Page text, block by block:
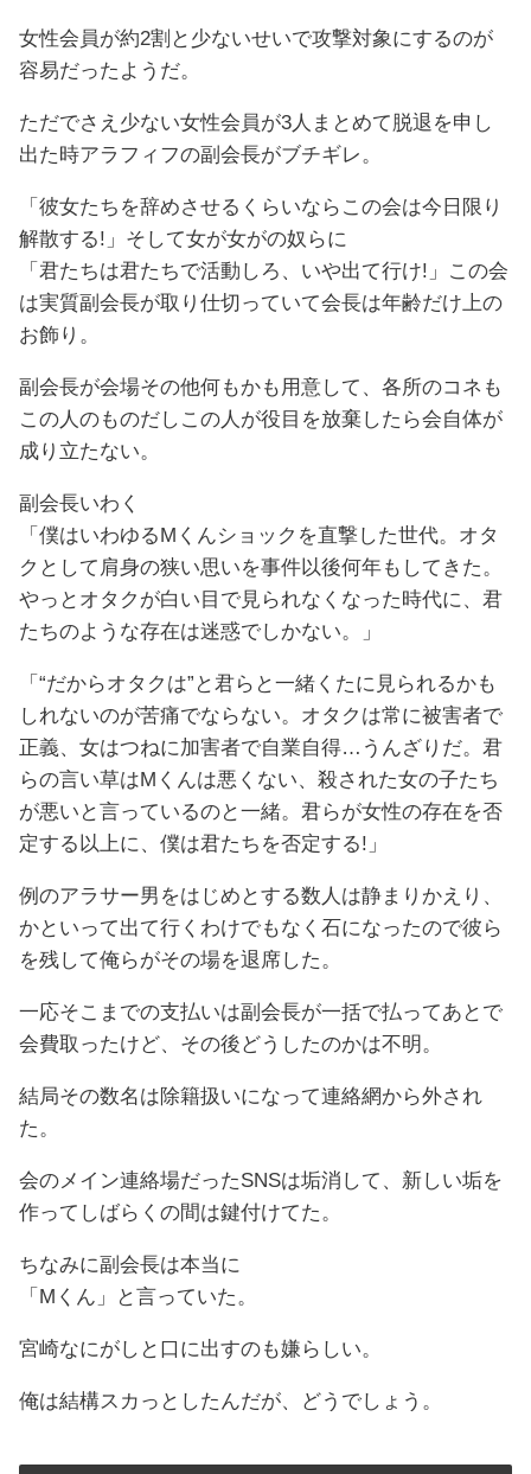
女性会員が約2割と少ないせいで攻撃対象にするのが
容易だったようだ。
ただでさえ少ない女性会員が3人まとめて脱退を申し
出た時アラフィフの副会長がブチギレ。
「彼女たちを辞めさせるくらいならこの会は今日限り
解散する!」そして女が女がの奴らに
「君たちは君たちで活動しろ、いや出て行け!」この会
は実質副会長が取り仕切っていて会長は年齢だけ上の
お飾り。
副会長が会場その他何もかも用意して、各所のコネも
この人のものだしこの人が役目を放棄したら会自体が
成り立たない。
副会長いわく
「僕はいわゆるMくんショックを直撃した世代。オタ
クとして肩身の狭い思いを事件以後何年もしてきた。
やっとオタクが白い目で見られなくなった時代に、君
たちのような存在は迷惑でしかない。」
「“だからオタクは”と君らと一緒くたに見られるかも
しれないのが苦痛でならない。オタクは常に被害者で
正義、女はつねに加害者で自業自得…うんざりだ。君
らの言い草はMくんは悪くない、殺された女の子たち
が悪いと言っているのと一緒。君らが女性の存在を否
定する以上に、僕は君たちを否定する!」
例のアラサー男をはじめとする数人は静まりかえり、
かといって出て行くわけでもなく石になったので彼ら
を残して俺らがその場を退席した。
一応そこまでの支払いは副会長が一括で払ってあとで
会費取ったけど、その後どうしたのかは不明。
結局その数名は除籍扱いになって連絡網から外され
た。
会のメイン連絡場だったSNSは垢消して、新しい垢を
作ってしばらくの間は鍵付けてた。
ちなみに副会長は本当に
「Mくん」と言っていた。
宮崎なにがしと口に出すのも嫌らしい。
俺は結構スカっとしたんだが、どうでしょう。